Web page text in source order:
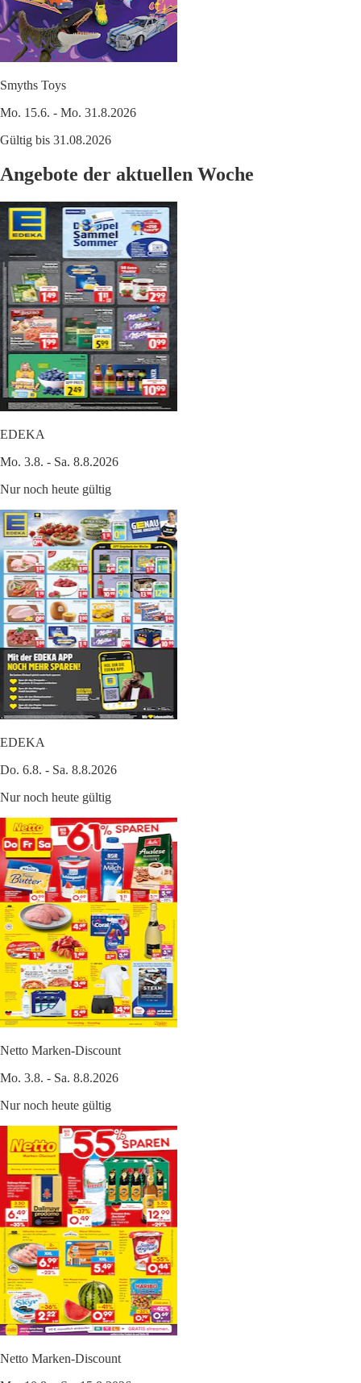
Smyths Toys
Mo. 15.6. - Mo. 31.8.2026
Gültig bis 31.08.2026
Angebote der aktuellen Woche
EDEKA
Mo. 3.8. - Sa. 8.8.2026
Nur noch heute gültig
EDEKA
Do. 6.8. - Sa. 8.8.2026
Nur noch heute gültig
Netto Marken-Discount
Mo. 3.8. - Sa. 8.8.2026
Nur noch heute gültig
Netto Marken-Discount